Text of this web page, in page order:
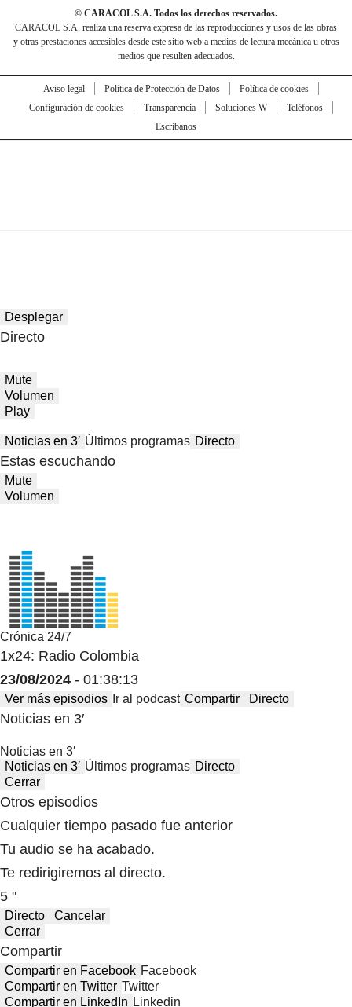
© CARACOL S.A. Todos los derechos reservados.
CARACOL S.A. realiza una reserva expresa de las reproducciones y usos de las obras
y otras prestaciones accesibles desde este sitio web a medios de lectura mecánica u otros
medios que resulten adecuados.
Aviso legal Política de Protección de Datos
Política de cookies
Configuración de cookies
Transparencia Soluciones W
Teléfonos
Escríbanos
Desplegar
Directo
Mute
Volumen
Play
Noticias en 3′ Últimos programas Directo
Estas escuchando
Mute
Volumen
Crónica 24/7
1x24: Radio Colombia
23/08/2024 - 01:38:13
Ver más episodios Ir al podcast Compartir Directo
Noticias en 3′
Noticias en 3′
Noticias en 3′ Últimos programas Directo
Cerrar
Otros episodios
Cualquier tiempo pasado fue anterior
Tu audio se ha acabado.
Te redirigiremos al directo.
5 "
Directo
Cancelar
Cerrar
Compartir
Compartir en Facebook Facebook
Compartir en Twitter Twitter
Compartir en LinkedIn Linkedin